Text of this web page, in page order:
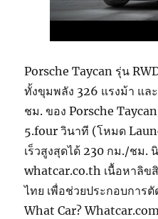
Porsche Taycan รุ่น
ทั้งขุมพลัง 326 แรงม้า แล
ชม. ของ Porsche
5.four วินาที (โหมด
เร็วสูงสุดได้ 230 กม./ชม.
whatcar.co.th เนื้อหาลิข
ไทย เพื่อช่วยประกอบการ
What Car?